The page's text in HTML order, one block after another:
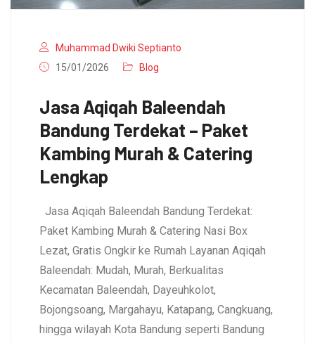
Muhammad Dwiki Septianto
15/01/2026
Blog
Jasa Aqiqah Baleendah
Bandung Terdekat – Paket
Kambing Murah & Catering
Lengkap
Jasa Aqiqah Baleendah Bandung Terdekat:
Paket Kambing Murah & Catering Nasi Box
Lezat, Gratis Ongkir ke Rumah Layanan Aqiqah
Baleendah: Mudah, Murah, Berkualitas
Kecamatan Baleendah, Dayeuhkolot,
Bojongsoang, Margahayu, Katapang, Cangkuang,
hingga wilayah Kota Bandung seperti Bandung